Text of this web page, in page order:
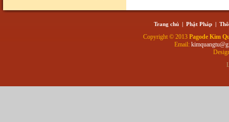
Trang chủ | Phật Pháp |
Copyright © 2013 Pagode Kim
Email: